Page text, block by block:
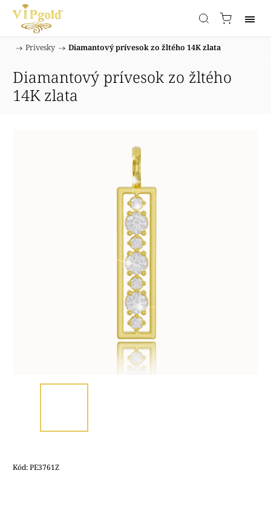
/ Prívesky / Diamantový prívesok zo žltého 14K zlata
Diamantový prívesok zo žltého
14K zlata
Kód:PE3761Z